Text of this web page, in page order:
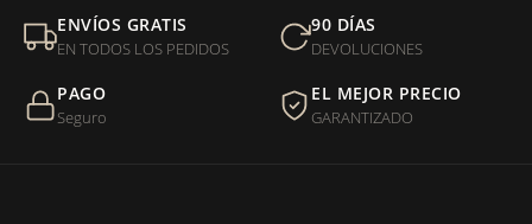
Mi orden fue devuelta por USPS, ¿qué hago para que sea
entregada?
¿Sus productos son libres de níquel?
ENVÍOS GRATIS
EN TODOS LOS PEDIDOS
90 DÍAS
DEVOLUCIONES
PAGO
Seguro
EL MEJOR PRECIO
GARANTIZADO